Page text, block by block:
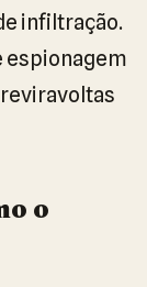
infiltração.
espionagem
o